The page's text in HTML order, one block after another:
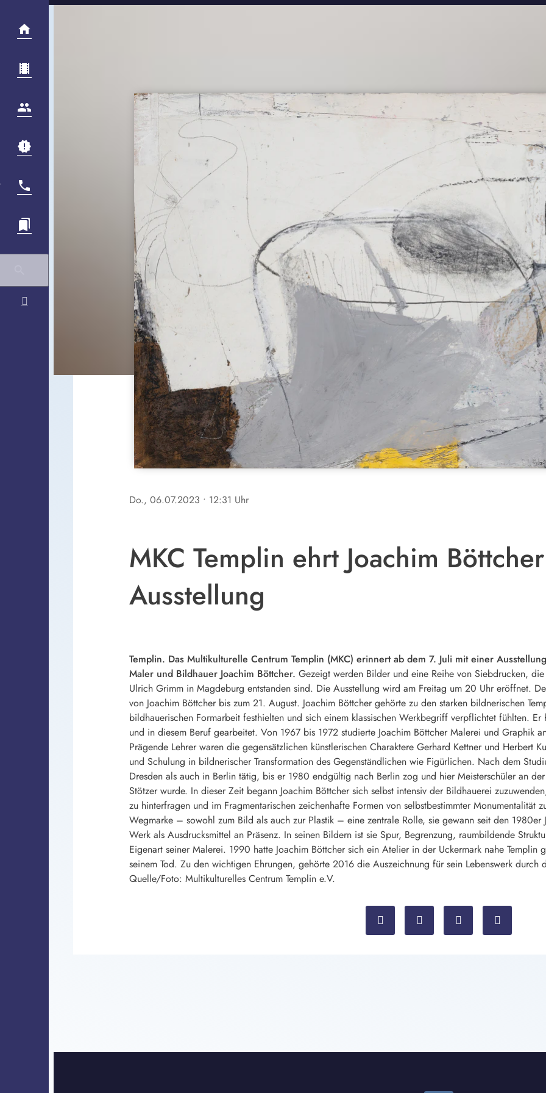
Do., 06.07.2023 • 12:31 Uhr
MKC Templin ehrt Joachim
Ausstellung
Templin. Das Multikulturelle Centrum Templin (MKC) erinnert ab dem 7. Juli mit einer
Maler und Bildhauer Joachim Böttcher. Gezeigt werden Bilder und eine Reihe von Siebdrucken,
Ulrich Grimm in Magdeburg entstanden sind. Die Ausstellung wird am Freitag um 20 Uhr eröffnet.
von Joachim Böttcher bis zum 21. August. Joachim Böttcher gehörte zu den starken bildnerischen
bildhauerischen Formarbeit festhielten und sich einem klassischen Werkbegriff verpflichtet fühlten. Er
und in diesem Beruf gearbeitet. Von 1967 bis 1972 studierte Joachim Böttcher Malerei und Graphik
Prägende Lehrer waren die gegensätzlichen künstlerischen Charaktere Gerhard Kettner und Herbert
und Schulung in bildnerischer Transformation des Gegenständlichen wie Figürlichen. Nach dem
Dresden als auch in Berlin tätig, bis er 1980 endgültig nach Berlin zog und hier Meisterschüler an
Stötzer wurde. In dieser Zeit begann Joachim Böttcher sich selbst intensiv der Bildhauerei
zu hinterfragen und im Fragmentarischen zeichenhafte Formen von selbstbestimmter Monumentalität
Wegmarke – sowohl zum Bild als auch zur Plastik – eine zentrale Rolle, sie gewann seit den 1980er
Werk als Ausdrucksmittel an Präsenz. In seinen Bildern ist sie Spur, Begrenzung, raumbildende
Eigenart seiner Malerei. 1990 hatte Joachim Böttcher sich ein Atelier in der Uckermark nahe
seinem Tod. Zu den wichtigen Ehrungen, gehörte 2016 die Auszeichnung für sein Lebenswerk durch
Quelle/Foto: Multikulturelles Centrum Templin e.V.